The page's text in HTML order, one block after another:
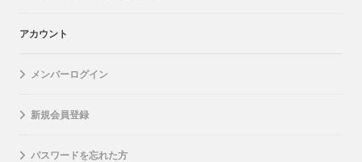
アカウント
メンバーログイン
新規会員登録
パスワードを忘れた方